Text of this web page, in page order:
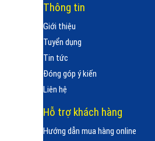
Thông tin
Giới thiệu
Tuyển dụng
Tin tức
Đóng góp ý kiến
Liên hệ
Hỗ trợ khách hàng
Hướng dẫn mua hàng online